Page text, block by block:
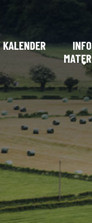
KALENDER